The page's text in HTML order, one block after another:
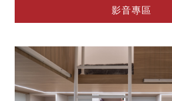
影音專區